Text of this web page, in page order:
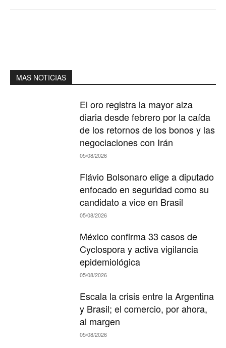
MAS NOTICIAS
El oro registra la mayor alza
diaria desde febrero por la caída
de los retornos de los bonos y las
negociaciones con Irán
05/08/2026
Flávio Bolsonaro elige a diputado
enfocado en seguridad como su
candidato a vice en Brasil
05/08/2026
México confirma 33 casos de
Cyclospora y activa vigilancia
epidemiológica
05/08/2026
Escala la crisis entre la Argentina
y Brasil; el comercio, por ahora,
al margen
05/08/2026